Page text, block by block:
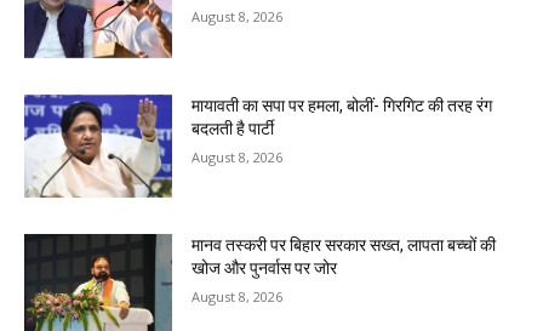
August 8, 2026
मायावती का सपा पर हमला, बोलीं- गिरगिट की तरह रंग
बदलती है पार्टी
August 8, 2026
मानव तस्करी पर बिहार सरकार सख्त, लापता बच्चों की
खोज और पुनर्वास पर जोर
August 8, 2026